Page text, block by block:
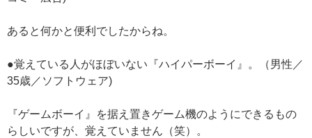
あると何かと便利でしたからね。
●覚えている人がほぼいない『ハイパーボーイ』。（男性／
35歳／ソフトウェア)
『ゲームボーイ』を据え置きゲーム機のようにできるもの
らしいですが、覚えていません（笑）。